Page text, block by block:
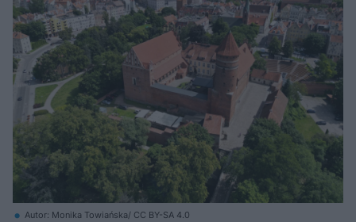
Autor: Monika Towiańska/ CC BY-SA 4.0